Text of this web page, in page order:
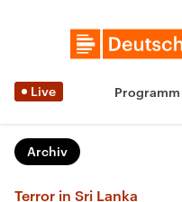
Live Programm
Archiv
Terror in Sri Lanka